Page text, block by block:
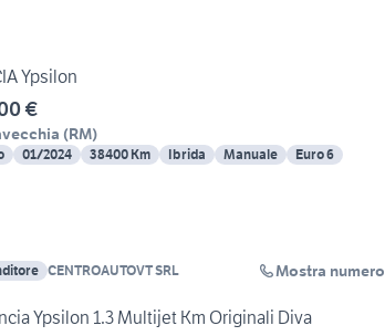
Ypsilon
€
(RM)
01/2024 38400 Km Ibrida Manuale Euro 6
CENTROAUTOVT SRL Mostra numero
Ypsilon 1.3 Multijet Km Originali Diva